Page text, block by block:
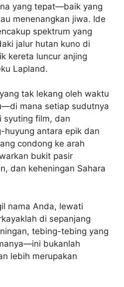
yang tepat—baik yang
menenangkan jiwa. Ide
spektrum yang
jalur hutan kuno di
kereta luncur anjing
Lapland.
tak lekang oleh waktu
mana setiap sudutnya
syuting film, dan
huyung antara epik dan
condong ke arah
bukit pasir
dan keheningan Sahara
nama Anda, lewati
di sepanjang
tebing-tebing yang
bukanlah
lebih merupakan